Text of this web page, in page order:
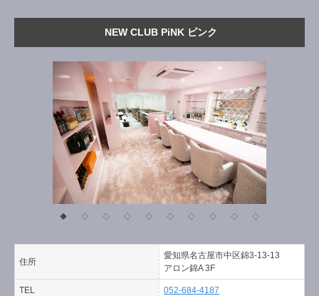
NEW CLUB PiNK ピンク
◆ ◇ ◇ ◇ ◇ ◇ ◇ ◇ ◇ ◇
住所
愛知県名古屋市中区錦3-13-13
アロン錦A 3F
TEL 052-684-4187